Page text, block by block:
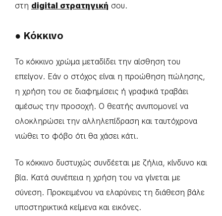
στη digital στρατηγική σου.
● Κόκκινο
Το κόκκινο χρώμα μεταδίδει την αίσθηση του
επείγον. Εάν ο στόχος είναι η προώθηση πώλησης,
η χρήση του σε διαφημίσεις ή γραφικά τραβάει
αμέσως την προσοχή. Ο θεατής ανυπομονεί να
ολοκληρώσει την αλληλεπίδραση και ταυτόχρονα
νιώθει το φόβο ότι θα χάσει κάτι.
Το κόκκινο δυστυχώς συνδέεται με ζήλια, κίνδυνο και
βία. Κατά συνέπεια η χρήση του να γίνεται με
σύνεση. Προκειμένου να ελαρύνεις τη διάθεση βάλε
υποστηρικτικά κείμενα και εικόνες.